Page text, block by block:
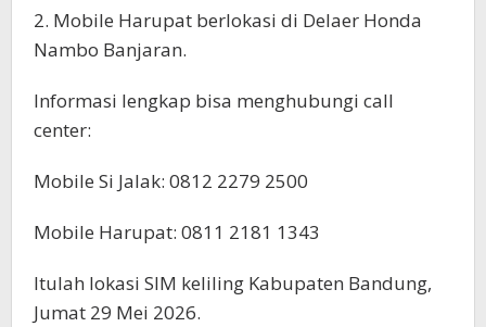
2. Mobile Harupat berlokasi di Delaer Honda
Nambo Banjaran.
Informasi lengkap bisa menghubungi call
center:
Mobile Si Jalak: 0812 2279 2500
Mobile Harupat: 0811 2181 1343
Itulah lokasi SIM keliling Kabupaten Bandung,
Jumat 29 Mei 2026.